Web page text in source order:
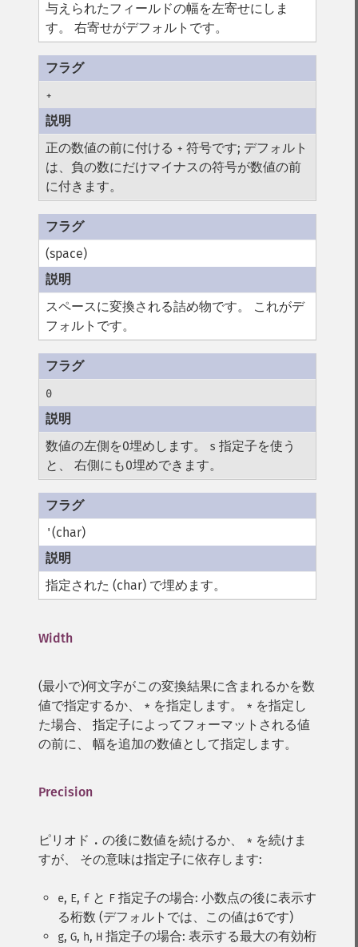
与えられたフィールドの幅を左寄せにしま
す。 右寄せがデフォルトです。
+
正の数値の前に付ける + 符号です; デフォルト
は、負の数にだけマイナスの符号が数値の前
に付きます。
(space)
スペースに変換される詰め物です。 これがデ
フォルトです。
0
数値の左側を0埋めします。 s 指定子を使う
と、 右側にも0埋めできます。
'(char)
指定された (char) で埋めます。
Width
(最小で)何文字がこの変換結果に含まれるかを数
値で指定するか、
* を指定します。 * を指定し
た場合、 指定子によってフォーマットされる値
の前に、 幅を追加の数値として指定します。
Precision
ピリオド . の後に数値を続けるか、 * を続けま
すが、 その意味は指定子に依存します:
e, E, f と F 指定子の場合: 小数点の後に表示す
る桁数 (デフォルトでは、この値は6です)
g, G, h, H 指定子の場合: 表示する最大の有効桁